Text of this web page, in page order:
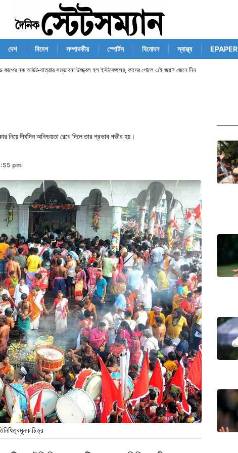
দেশ বিদেশ সম্পাদকীয় স্পোর্টস বিনোদন স্বাস্থ্য EPAPER
কাপের নক আউট-যাত্রার সম্ভাবনা উজ্জ্বল হল ইস্টবেঙ্গলের, কাদের গোলে এই জয়? জেনে নিন
দীর্ঘদিন অনিশ্চয়তা রেখে দিলে তার প্রভাব গভীর হয়।
pm
চিত্র